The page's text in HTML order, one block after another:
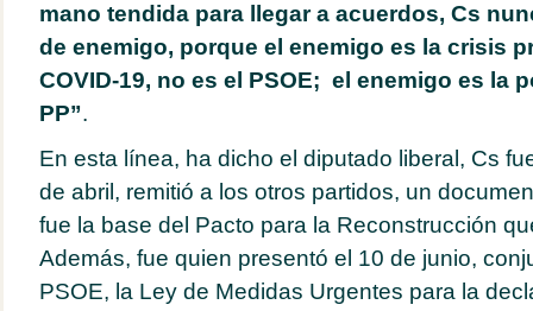
mano tendida para llegar a acuerdos, Cs
de enemigo, porque el enemigo es la crisis
COVID-19, no es el PSOE; el enemigo es la
PP”.
En esta línea, ha dicho el diputado liberal, Cs
de abril, remitió a los otros partidos, un
fue la base del Pacto para la Reconstrucción
Además, fue quien presentó el 10 de junio,
PSOE, la Ley de Medidas Urgentes para la